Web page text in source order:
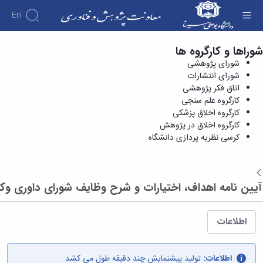
En
درباره
معاونت
درباره
معرفی
معاون
اهداف
و
وظایف
ساختار
سازمانی
مدیر
امور
پژوهشی
رئیس
کتابخانه
پژوهش
پژوهش
هفته
پژوهش
و
فناوری
همکاری
تحقیقاتی
طرح
های
تحقیقاتی
فناوری و
کارآفرینی
مدیریت
کارگروه‌ها
مدیریت‌ها
و واحدها
کتابخانه
مرکزی
و
مرکز
اسناد
ها
فرم های
پژوهشی
فرم
ها
آیین
نامه
های
کرسی نظریه پردازی دانشگاه - معاونت پژوهش و
فناوری
شوراها و کارگروه ها
شورای پژوهشی
شورای انتشارات
اتاق فکر پژوهشی
کارگروه علم سنجی
کارگروه اخلاق پزشکی
کارگروه اخلاق در پژوهش
کرسی نظریه پردازی دانشگاه
آیین نامه اهداف، اختیارات و شرح وظایف شورای داوری
اطلاعات
اطلاعات: تولید پیشنمایش چند دقیقه طول می کشد.